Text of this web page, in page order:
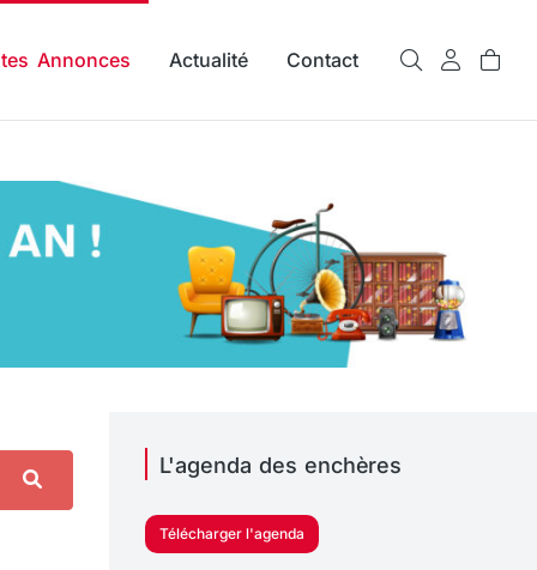
Annonces Actualité Contact
L'agenda des enchères
Télécharger l'agenda